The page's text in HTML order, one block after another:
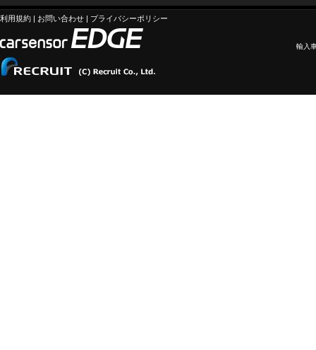
利用規約 | お問い合わせ | プライバシーポリシー
輸入